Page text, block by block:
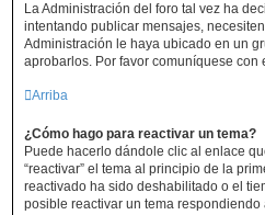
La Administración del foro tal vez ha
intentando publicar mensajes,
Administración le haya ubicado en un
aprobarlos. Por favor comuníquese
Arriba
¿Cómo hago para reactivar un tema?
Puede hacerlo dándole clic al enlace
“reactivar” el tema al principio de la
reactivado ha sido deshabilitado o el
posible reactivar un tema